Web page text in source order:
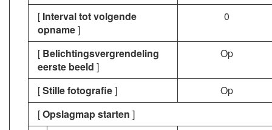
[ Interval tot volgende
opname]
0
[ Belichtingsvergrendeling
eerste beeld ]
Op
[Stille fotografie]
Op
[Opslagmap starten ]